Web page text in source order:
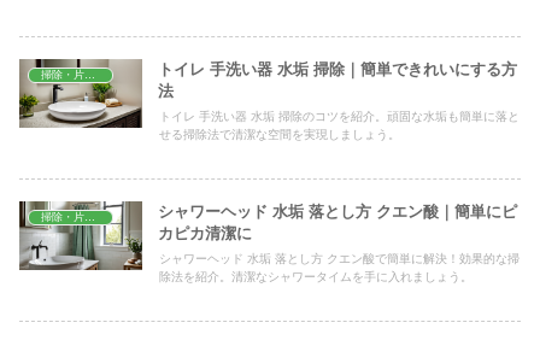
トイレ 手洗い器 水垢 掃除｜簡単できれいにする方
法
トイレ 手洗い器 水垢 掃除のコツを紹介。頑固な水垢も簡単に落と
せる掃除法で清潔な空間を実現しましょう。
シャワーヘッド 水垢 落とし方 クエン酸｜簡単にピ
カピカ清潔に
シャワーヘッド 水垢 落とし方 クエン酸で簡単に解決！効果的な掃
除法を紹介。清潔なシャワータイムを手に入れましょう。